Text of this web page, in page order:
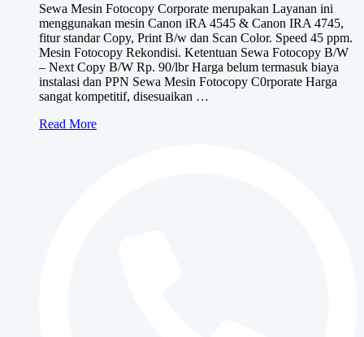
Rp500,000
hingga
Rp680,000
Sewa Mesin Fotocopy Corporate merupakan Layanan ini
menggunakan mesin Canon iRA 4545 & Canon IRA 4745,
fitur standar Copy, Print B/w dan Scan Color. Speed 45 ppm.
Mesin Fotocopy Rekondisi. Ketentuan Sewa Fotocopy B/W
– Next Copy B/W Rp. 90/lbr Harga belum termasuk biaya
instalasi dan PPN Sewa Mesin Fotocopy C0rporate Harga
sangat kompetitif, disesuaikan …
Sewa
Read More